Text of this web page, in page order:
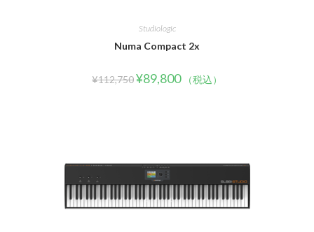
Studiologic
Numa Compact 2x
¥112,750¥89,800 （税込）